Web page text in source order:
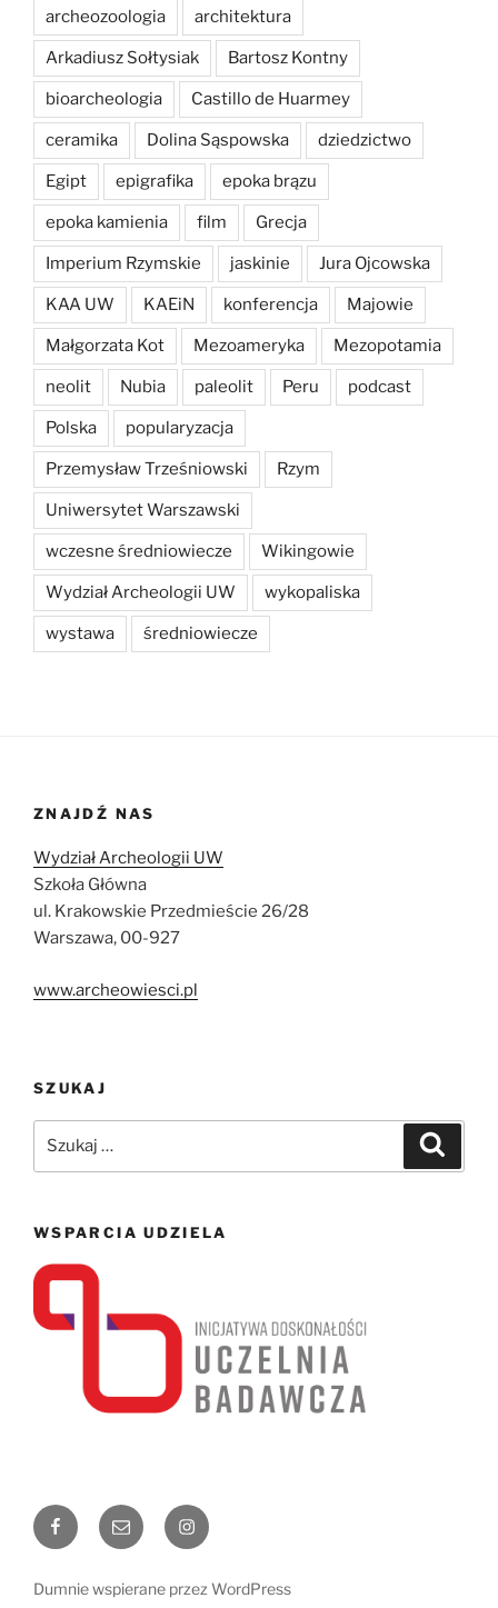
archeozoologia architektura
Arkadiusz Sołtysiak Bartosz Kontny
bioarcheologia Castillo de Huarmey
ceramika Dolina Sąspowska dziedzictwo
Egipt epigrafika epoka brązu
epoka kamienia film Grecja
Imperium Rzymskie jaskinie Jura Ojcowska
KAA UW KAEiN konferencja Majowie
Małgorzata Kot Mezoameryka Mezopotamia
neolit Nubia paleolit Peru podcast
Polska popularyzacja
Przemysław Trześniowski Rzym
Uniwersytet Warszawski
wczesne średniowiecze Wikingowie
Wydział Archeologii UW wykopaliska
wystawa średniowiecze
ZNAJDŹ NAS
Wydział Archeologii UW
Szkoła Główna
ul. Krakowskie Przedmieście 26/28
Warszawa, 00-927
www.archeowiesci.pl
SZUKAJ
WSPARCIA UDZIELA
FacebookEmail Instagram
Dumnie wspierane przez WordPress